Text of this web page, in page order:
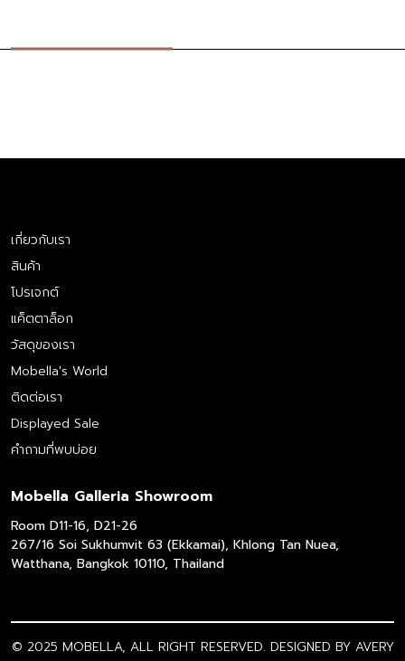
เกี่ยวกับเรา
สินค้า
โปรเจกต์
แค็ตตาล็อก
วัสดุของเรา
Mobella's World
ติดต่อเรา
Displayed Sale
คำถามที่พบบ่อย
Mobella Galleria Showroom
Room D11-16, D21-26
267/16 Soi Sukhumvit 63 (Ekkamai), Khlong Tan Nuea,
Watthana, Bangkok 10110, Thailand
© 2025 MOBELLA, ALL RIGHT RESERVED. DESIGNED BY AVERY